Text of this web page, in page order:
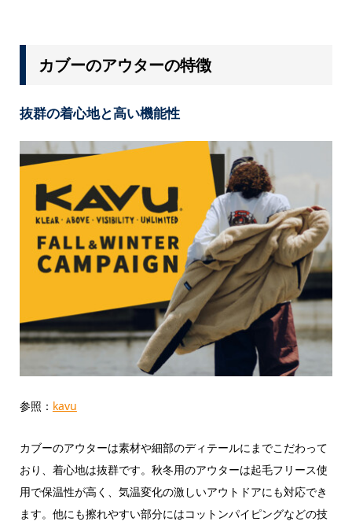
カブーのアウターの特徴
抜群の着心地と高い機能性
参照： kavu
カブーのアウターは素材や細部のディテールにまでこだわって
おり、着心地は抜群です。秋冬用のアウターは起毛フリース使
用で保温性が高く、気温変化の激しいアウトドアにも対応でき
ます。他にも擦れやすい部分にはコットンパイピングなどの技